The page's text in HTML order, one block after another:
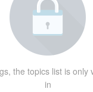
the topics list is only
in